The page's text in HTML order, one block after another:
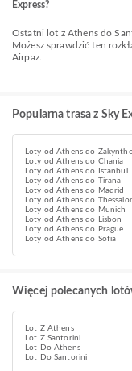
Express?
Ostatni lot z Athens do Santorini liniami Sky Express odlatuje o 21:20.
Możesz sprawdzić ten
Airpaz.
Popularna trasa z Sky
Loty od Athens do
Loty od Athens do Chania
Loty od Athens do Istanbul
Loty od Athens do Tirana
Loty od Athens do Madrid
Loty od Athens do
Loty od Athens do Munich
Loty od Athens do Lisbon
Loty od Athens do Prague
Loty od Athens do Sofia
Więcej polecanych
Lot Z Athens
Lot Z Santorini
Lot Do Athens
Lot Do Santorini